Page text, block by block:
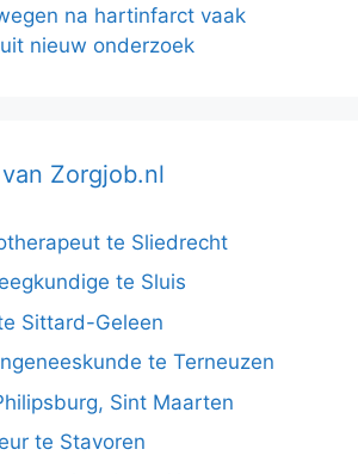
na hartinfarct vaak
nieuw onderzoek
Zorgjob.nl
te Sliedrecht
te Sluis
Sittard-Geleen
te Terneuzen
Sint Maarten
te Stavoren